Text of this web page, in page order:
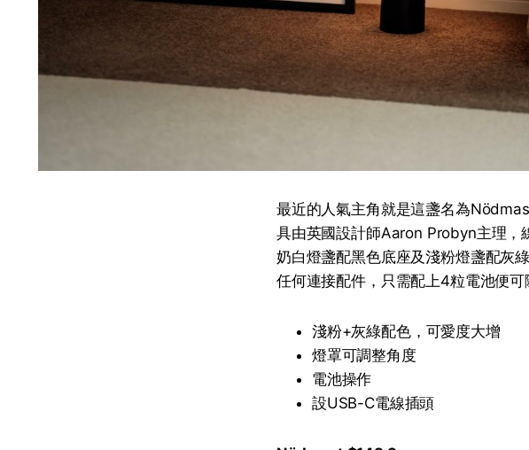
最近的人氣主角就是這盞名為
具由英國設計師Aaron Probyn主理，
奶白燈盞配黑色底座及淺粉燈盞配灰
任何連接配件，只需配上4粒電池便可
淺粉+灰綠配色，可愛度大增
燈罩可調整角度
電池操作
設USB-C電線插頭